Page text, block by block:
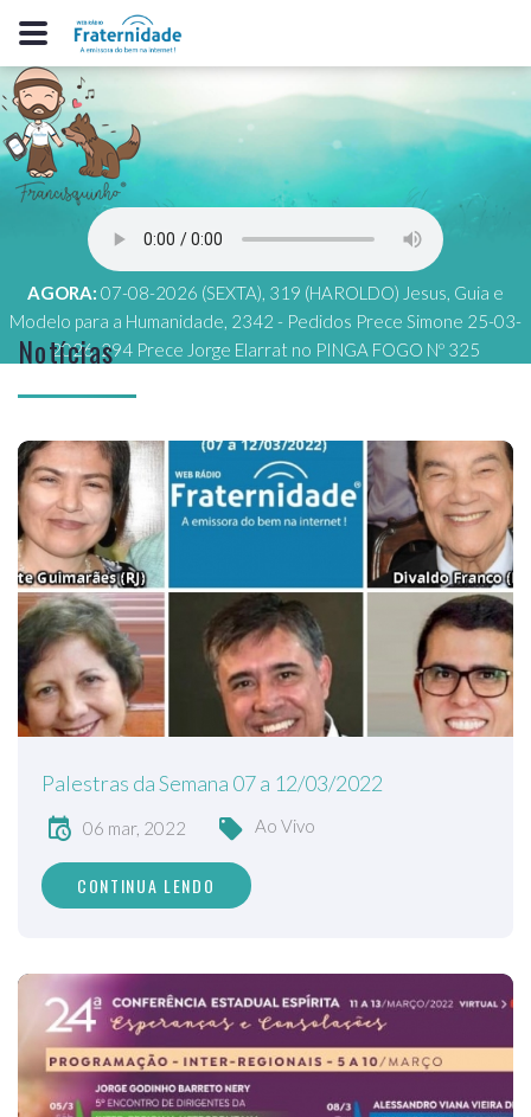
AGORA: 07-08-2026 (SEXTA), 319 (HAROLDO) Jesus, Guia e
Modelo para a Humanidade, 2342 - Pedidos Prece Simone 25-03-
2026, 294 Prece Jorge Elarrat no PINGA FOGO Nº 325
Notícias
Palestras da Semana 07 a 12/03/2022
06 mar, 2022 Ao Vivo
CONTINUA LENDO